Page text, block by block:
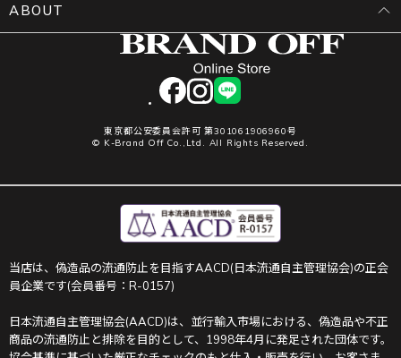
facebookinstagram
LINE
東京都公安委員会許可 第301061906960号
© K-Brand Off Co.,Ltd. All Rights Reserved.
ABOUT
当店は、偽造品の流通防止を目指すAACD(日本流通自主管理協会)の正会
員企業です(会員番号：R-0157)
日本流通自主管理協会(AACD)は、並行輸入市場における、偽造品や不正
商品の流通防止と排除を目的として、1998年4月に発足された団体です。